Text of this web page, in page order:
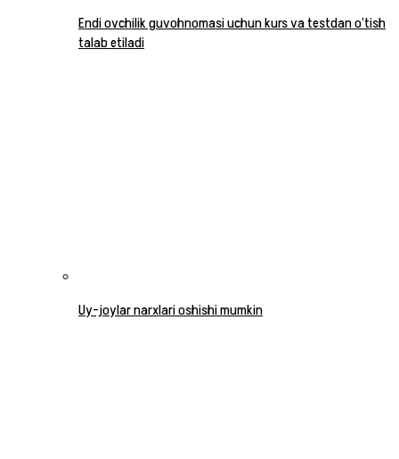
Endi ovchilik guvohnomasi uchun kurs va testdan o‘tish
talab etiladi
Uy-joylar narxlari oshishi mumkin